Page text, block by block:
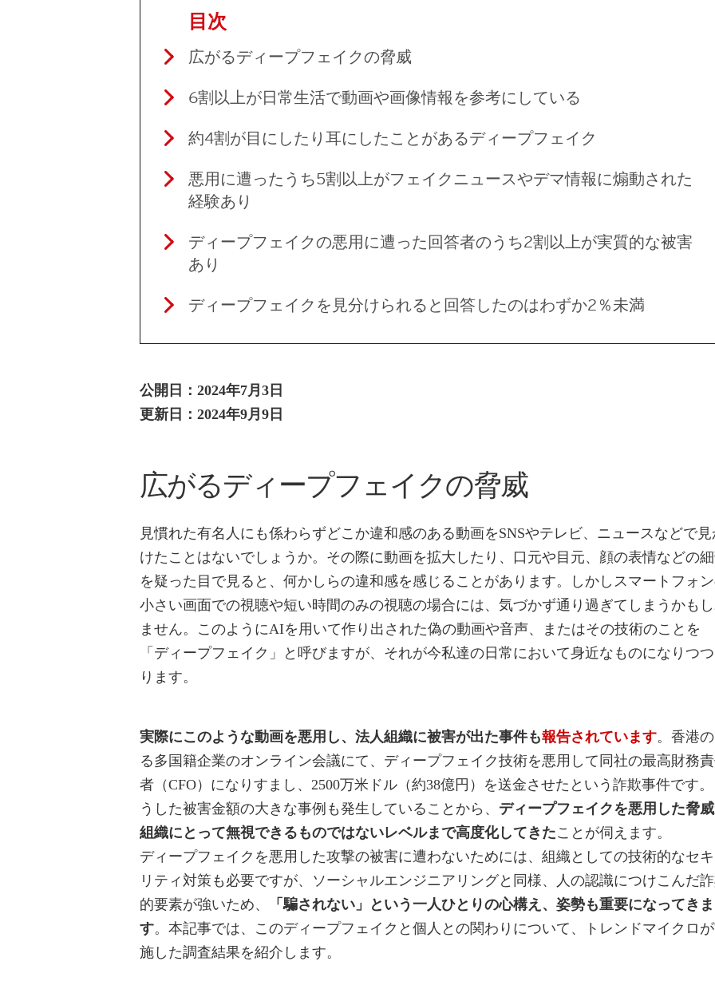
目次
広がるディープフェイクの脅威
6割以上が日常生活で動画や画像情報を参考にしている
約4割が目にしたり耳にしたことがあるディープフェイク
悪用に遭ったうち5割以上がフェイクニュースやデマ情報に煽動された
経験あり
ディープフェイクの悪用に遭った回答者のうち2割以上が実質的な被害
あり
ディープフェイクを見分けられると回答したのはわずか2％未満
公開日：2024年7月3日
更新日：2024年9月9日
広がるディープフェイクの脅威
見慣れた有名人にも係わらずどこか違和感のある動画をSNSやテレビ、ニュースなどで見
けたことはないでしょうか。その際に動画を拡大したり、口元や目元、顔の表情などの
を疑った目で見ると、何かしらの違和感を感じることがあります。しかしスマートフォ
小さい画面での視聴や短い時間のみの視聴の場合には、気づかず通り過ぎてしまうかも
ません。このようにAIを用いて作り出された偽の動画や音声、またはその技術のことを
「ディープフェイク」と呼びますが、それが今私達の日常において身近なものになりつ
ります。
実際にこのような動画を悪用し、法人組織に被害が出た事件も報告されています。香港
る多国籍企業のオンライン会議にて、ディープフェイク技術を悪用して同社の最高財務
者（CFO）になりすまし、2500万米ドル（約38億円）を送金させたという詐欺事件です
うした被害金額の大きな事例も発生していることから、 ディープフェイクを悪用した脅
組織にとって無視できるものではないレベルまで高度化してきたことが伺えます。
ディープフェイクを悪用した攻撃の被害に遭わないためには、組織としての技術的なセ
リティ対策も必要ですが、ソーシャルエンジニアリングと同様、人の認識につけこんだ
的要素が強いため、
「騙されない」という一人ひとりの心構え、姿勢も重要になってきま
す。本記事では、このディープフェイクと個人との関わりについて、トレンドマイクロ
施した調査結果を紹介します。